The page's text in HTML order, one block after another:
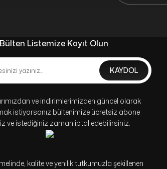
Listemize Kayıt Olun
KAYDOL
ve indirimlerimizden güncel olarak
istiyorsanız bültenimize ücretsiz abone
ve istediğiniz zaman iptal edebilirsiniz.
kalite ve yenilik tutkumuzla şekillenen